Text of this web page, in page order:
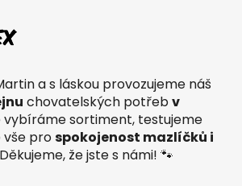
a s láskou provozujeme náš
chovatelských potřebv
vybíráme sortiment, testujeme
vše prospokojenost mazlíčků i
že jste s námi! 🐾